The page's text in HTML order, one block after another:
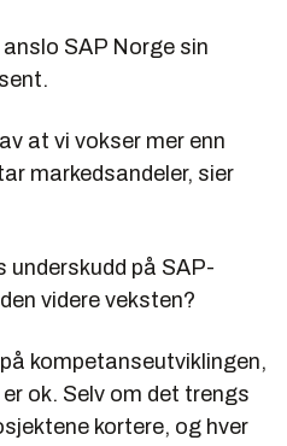
SAP Norge sin
at vi vokser mer enn
markedsandeler, sier
underskudd på SAP-
videre veksten?
kompetanseutviklingen,
ok. Selv om det trengs
kortere, og hver